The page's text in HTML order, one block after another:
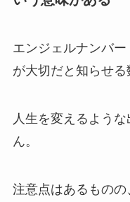
エンジェルナンバ
が大切だと知らせる
人生を変えるよう
ん。
注意点はあるもの